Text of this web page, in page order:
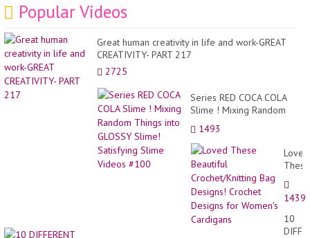
Popular Videos
Great human creativity in life and work-GREAT
CREATIVITY- PART 217
2725
Series RED COCA COLA
Slime ! Mixing Random
Things into GLOSSY Slime!
Satisfying Slime Videos
#100
1493
Loved
These
Bag
1439
10